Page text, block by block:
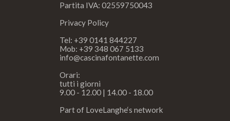
Partita IVA: 02559750043
Privacy Policy
Tel: +39 0141 844227
Mob: +39 348 067 5133
info@cascinafontanette.com
Orari:
tutti i giorni
9.00 - 12.00 | 14.00 - 18.00
Part of LoveLanghe‘s network